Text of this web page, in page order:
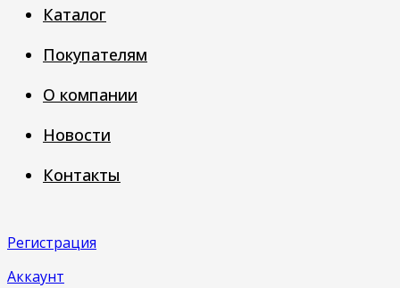
Каталог
Покупателям
О компании
Новости
Контакты
Регистрация
Аккаунт